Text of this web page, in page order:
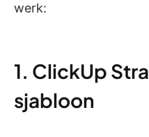
werk:
1. ClickUp
sjabloon